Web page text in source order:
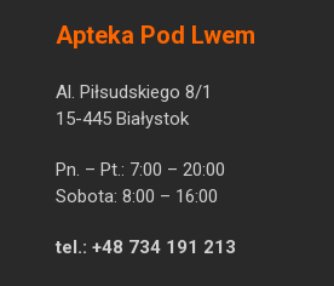
Apteka Pod Lwem
Al. Piłsudskiego 8/1
15-445 Białystok
Pn. – Pt.: 7:00 – 20:00
Sobota: 8:00 – 16:00
tel.: +48 734 191 213